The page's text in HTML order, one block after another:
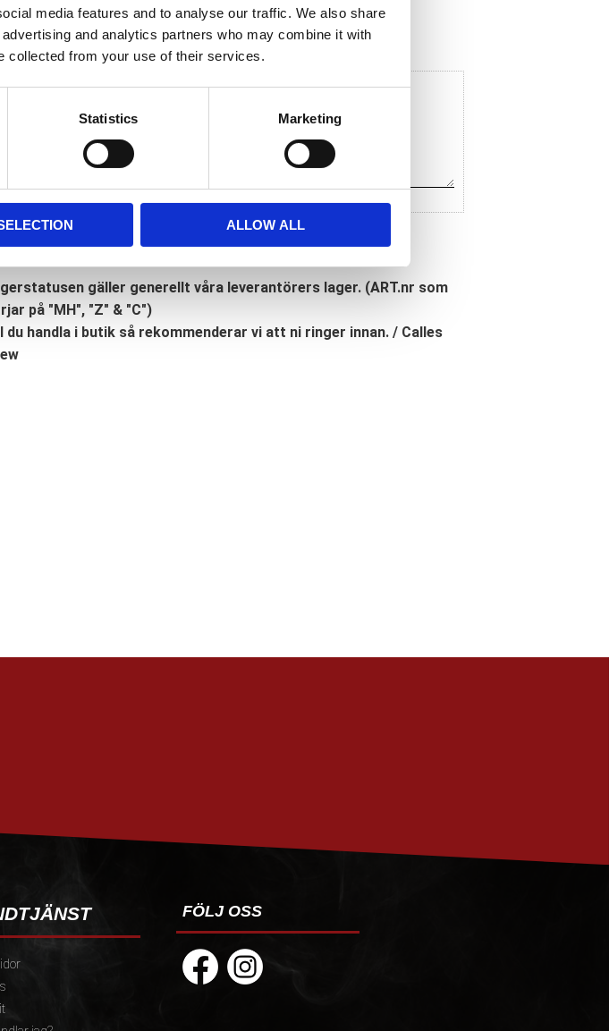
media features and to analyse our traffic. We also share
and analytics partners who may combine it with
collected from your use of their services.
Statistics Marketing
ALLOW ALL
c
b
o
gäller generellt våra leverantörers lager. (ART.nr som
på "MH", "Z" & "C")
du handla i butik så rekommenderar vi att ni ringer innan. / Calles
FÖLJ OSS